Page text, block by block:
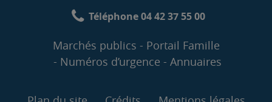
Téléphone 04 42 37 55 00
Marchés publics
Portail Famille
Numéros d’urgence
Annuaires